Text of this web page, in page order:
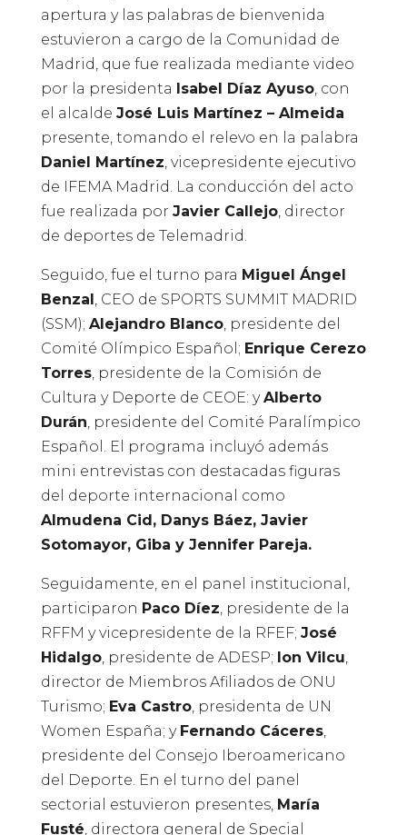
apertura y las palabras de bienvenida
estuvieron a cargo de la Comunidad de
Madrid, que fue realizada mediante video
por la presidenta Isabel Díaz Ayuso, con
el alcalde José Luis Martínez – Almeida
presente, tomando el relevo en la palabra
Daniel Martínez , vicepresidente ejecutivo
de IFEMA Madrid. La conducción del acto
fue realizada por Javier Callejo, director
de deportes de Telemadrid.
Seguido, fue el turno para Miguel Ángel
Benzal , CEO de SPORTS SUMMIT MADRID
(SSM); Alejandro Blanco, presidente del
Comité Olímpico Español; Enrique Cerezo
Torres, presidente de la Comisión de
Cultura y Deporte de CEOE: yAlberto
Durán , presidente del Comité Paralímpico
Español. El programa incluyó además
mini entrevistas con destacadas figuras
del deporte internacional como
Almudena Cid, Danys Báez, Javier
Sotomayor, Giba y Jennifer Pareja.
Seguidamente, en el panel institucional,
participaron Paco Díez , presidente de la
RFFM y vicepresidente de la RFEF; José
Hidalgo, presidente de ADESP; Ion Vilcu
director de Miembros Afiliados de ONU
Turismo; Eva Castro, presidenta de UN
Women España; y Fernando Cáceres,
presidente del Consejo Iberoamericano
del Deporte. En el turno del panel
sectorial estuvieron presentes, María
Fusté , directora general de Special